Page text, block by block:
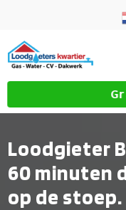
Loodgieter
60 minuten
op de stoep.